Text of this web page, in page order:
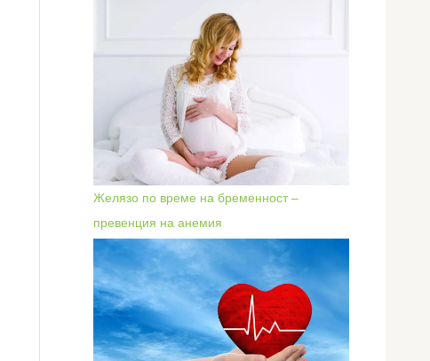
Желязо по време на бременност –
превенция на анемия